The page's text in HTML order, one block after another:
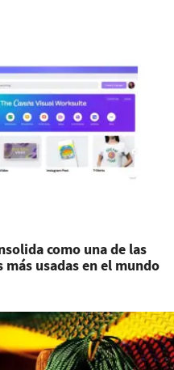
como una de las
más usadas en el mundo